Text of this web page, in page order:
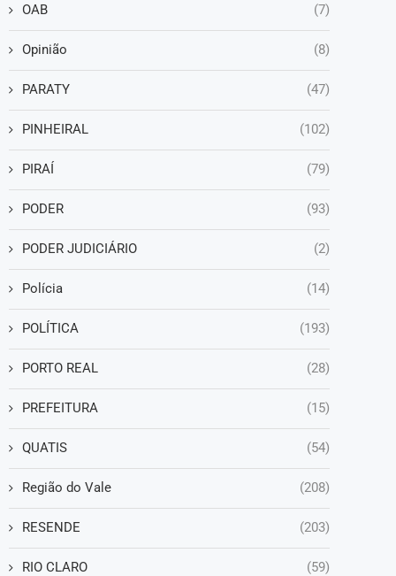
OAB (7)
Opinião (8)
PARATY (47)
PINHEIRAL (102)
PIRAÍ (79)
PODER (93)
PODER JUDICIÁRIO (2)
Polícia (14)
POLÍTICA (193)
PORTO REAL (28)
PREFEITURA (15)
QUATIS (54)
Região do Vale (208)
RESENDE (203)
RIO CLARO (59)